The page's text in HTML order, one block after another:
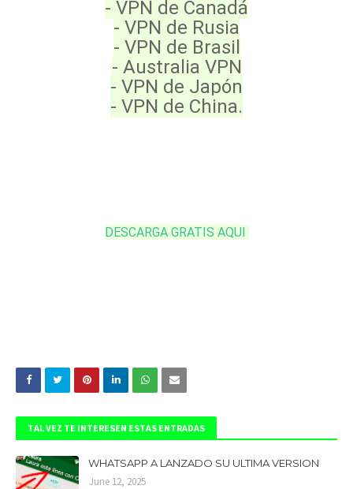
- VPN de Canadá
- VPN de Rusia
- VPN de Brasil
- Australia VPN
- VPN de Japón
- VPN de China.
DESCARGA GRATIS AQUI
TAL VEZ TE INTERESEN ESTAS ENTRADAS
WHATSAPP A LANZADO SU ULTIMA VERSION
June 12, 2025